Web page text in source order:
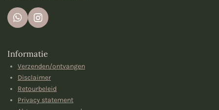
W
h
t
s
A
p
p
I
n
t
a
g
r
a
Informatie
Verzenden/ontvangen
Disclaimer
Retourbeleid
Privacy statement